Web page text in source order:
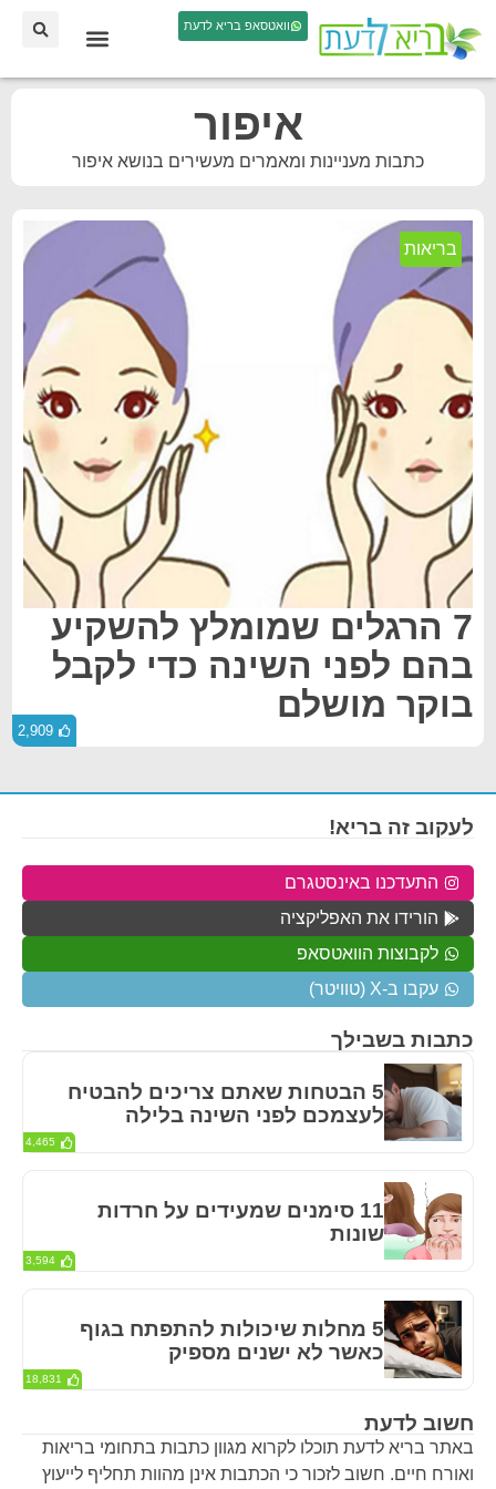
וואטסאפ בריא לדעת
איפור
כתבות מעניינות ומאמרים מעשירים בנושא איפור
בריאות
7 הרגלים שמומלץ להשקיע
בהם לפני השינה כדי לקבל
בוקר מושלם
2,909
חשוב לדעת
באתר בריא לדעת תוכלו לקרוא מגוון כתבות בתחומי בריאות
ואורח חיים. חשוב לזכור כי הכתבות אינן מהוות תחליף לייעוץ
כתבות בשבילך
5 הבטחות שאתם צריכים להבטיח
לעצמכם לפני השינה בלילה
4,465
11 סימנים שמעידים על חרדות
שונות
3,594
5 מחלות שיכולות להתפתח בגוף
כאשר לא ישנים מספיק
18,831
לעקוב זה בריא!
התעדכנו באינסטגרם
הורידו את האפליקציה
לקבוצות הוואטסאפ
עקבו ב-X (טוויטר)